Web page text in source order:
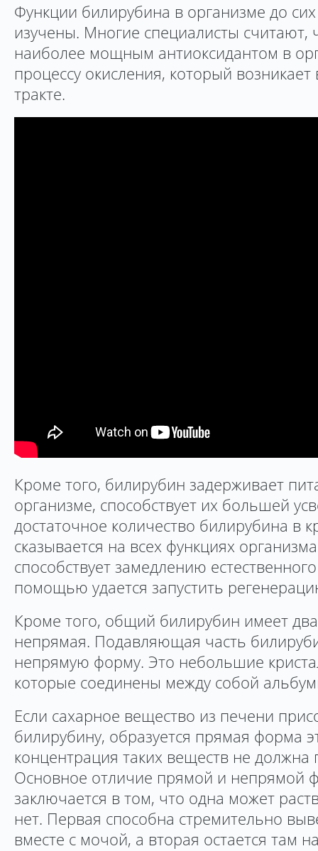
Функции билирубина в организме до
изучены. Многие специалисты считают,
наиболее мощным антиоксидантом в
процессу окисления, который
тракте.
Кроме того, билирубин задерживает
организме, способствует их большей
достаточное количество билирубина в
сказывается на всех функциях
способствует замедлению
помощью удается запустить
Кроме того, общий билирубин имеет
непрямая. Подавляющая часть
непрямую форму. Это небольшие
которые соединены между собой
Если сахарное вещество из печени
билирубину, образуется прямая форма
концентрация таких веществ не
Основное отличие прямой и непрямой
заключается в том, что одна может
нет. Первая способна стремительно
вместе с мочой, а вторая остается там